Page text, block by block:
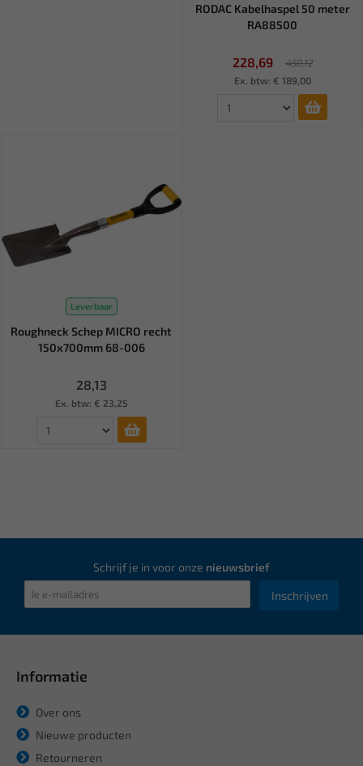
RODAC Kabelhaspel 50 meter
RA88500
228,69
450,12
Ex. btw: € 189,00
Leverbaar
Roughneck Schep MICRO recht
150x700mm 68-006
28,13
Ex. btw: € 23,25
Schrijf je in voor onze nieuwsbrief
Inschrijven
Informatie
Over ons
Nieuwe producten
Retourneren